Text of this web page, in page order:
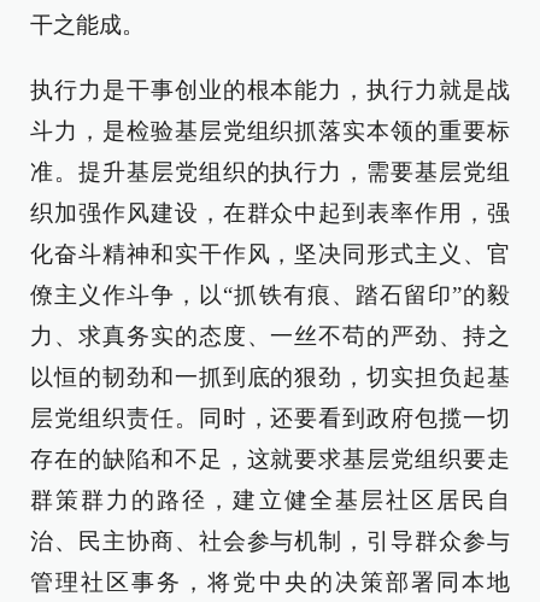
干之能成。
执行力是干事创业的根本能力，执行力就是战
斗力，是检验基层党组织抓落实本领的重要标
准。提升基层党组织的执行力，需要基层党组
织加强作风建设，在群众中起到表率作用，强
化奋斗精神和实干作风，坚决同形式主义、官
僚主义作斗争，以“抓铁有痕、踏石留印”的毅
力、求真务实的态度、一丝不苟的严劲、持之
以恒的韧劲和一抓到底的狠劲，切实担负起基
层党组织责任。同时，还要看到政府包揽一切
存在的缺陷和不足，这就要求基层党组织要走
群策群力的路径，建立健全基层社区居民自
治、民主协商、社会参与机制，引导群众参与
管理社区事务，将党中央的决策部署同本地